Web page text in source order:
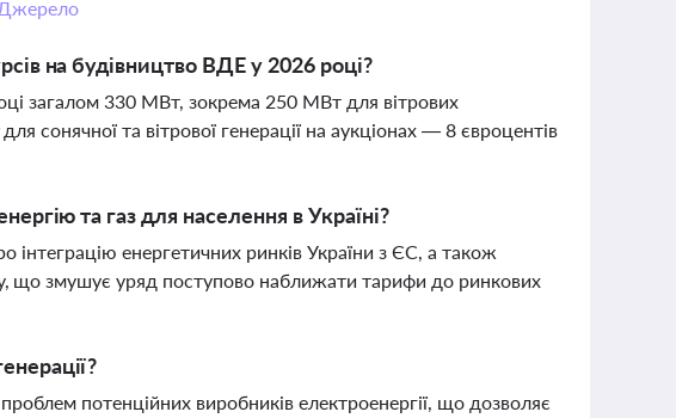
на будівництво ВДЕ у 2026 році?
загалом 330 МВт, зокрема 250 МВт для вітрових
сонячної та вітрової генерації на аукціонах — 8 євроцентів
та газ для населення в Україні?
інтеграцію енергетичних ринків України з ЄС, а також
що змушує уряд поступово наближати тарифи до ринкових
потенційних виробників електроенергії, що дозволяє